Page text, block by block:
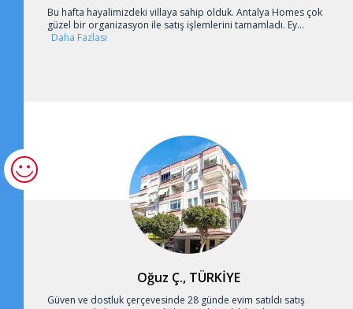
Bu hafta hayalimizdeki villaya sahip olduk. Antalya Homes çok
güzel bir organizasyon ile satış işlemlerini tamamladı. Ey...
Daha Fazlası
Oğuz Ç., TÜRKİYE
Güven ve dostluk çerçevesinde 28 günde evim satıldı satış